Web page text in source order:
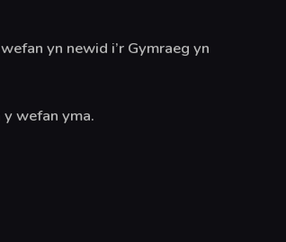
yn newid i’r Gymraeg yn
wefan yma.